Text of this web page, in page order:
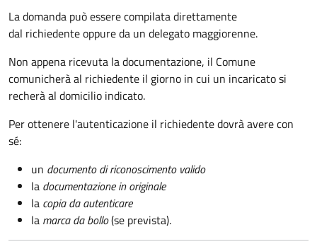
La domanda può essere compilata direttamente
dal richiedente oppure da un delegato maggiorenne.
Non appena ricevuta la documentazione, il Comune
comunicherà al richiedente il giorno in cui un incaricato si
recherà al domicilio indicato.
Per ottenere l'autenticazione il richiedente dovrà avere con
sé:
un documento di riconoscimento valido
la documentazione in originale
la copia da autenticare
la marca da bollo(se prevista).